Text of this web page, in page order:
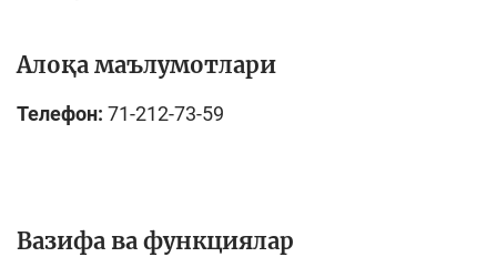
Алоқа маълумотлари
Телефон: 71-212-73-59
Вазифа ва функциялар